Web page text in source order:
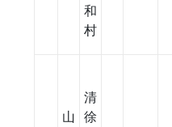
和
村
山
清
徐